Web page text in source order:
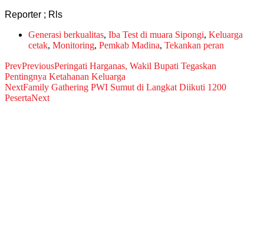
Reporter ; Rls
Generasi berkualitas, Iba Test di muara Sipongi, Keluarga
cetak, Monitoring, Pemkab Madina, Tekankan peran
PrevPreviousPeringati Harganas, Wakil Bupati Tegaskan
Pentingnya Ketahanan Keluarga
NextFamily Gathering PWI Sumut di Langkat Diikuti 1200
PesertaNext